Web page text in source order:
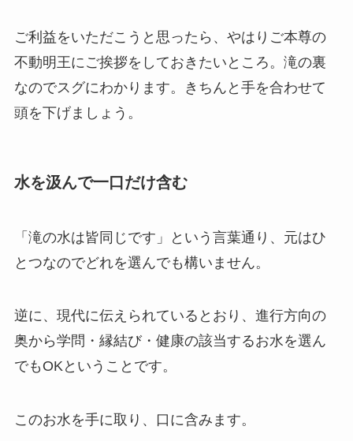
ご利益をいただこうと思ったら、やはりご本尊の
不動明王にご挨拶をしておきたいところ。滝の裏
なのでスグにわかります。きちんと手を合わせて
頭を下げましょう。
水を汲んで一口だけ含む
「滝の水は皆同じです」という言葉通り、元はひ
とつなのでどれを選んでも構いません。
逆に、現代に伝えられているとおり、進行方向の
奥から学問・縁結び・健康の該当するお水を選ん
でもOKということです。
このお水を手に取り、口に含みます。